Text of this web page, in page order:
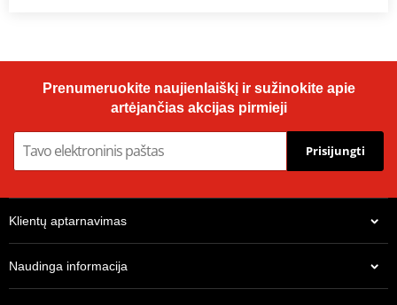
Prenumeruokite naujienlaiškį ir sužinokite apie
artėjančias akcijas pirmieji
Prisijungti
Klientų aptarnavimas
Naudinga informacija